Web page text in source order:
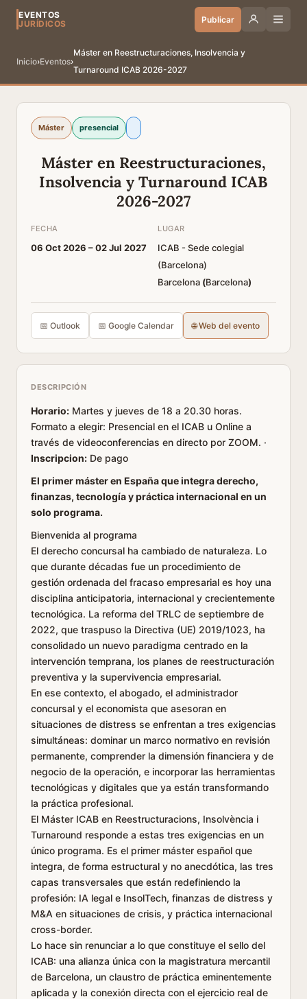
EVENTOS
JURÍDICOS
Publicar
Inicio›Eventos›
Máster en Reestructuraciones, Insolvencia y
Turnaround ICAB 2026-2027
Máster presencial
Máster en Reestructuraciones,
Insolvencia y Turnaround ICAB
2026-2027
FECHA
06 Oct 2026 –02 Jul 2027
LUGAR
ICAB - Sede colegial
(Barcelona)
Barcelona (Barcelona)
📅 Outlook 📅 Google Calendar 🌐 Web del evento
DESCRIPCIÓN
Horario: Martes y jueves de 18 a 20.30 horas.
Formato a elegir: Presencial en el ICAB u Online a
través de videoconferencias en directo por ZOOM. ·
Inscripcion: De pago
El primer máster en España que integra derecho,
finanzas, tecnología y práctica internacional en un
solo programa.
Bienvenida al programa
El derecho concursal ha cambiado de naturaleza. Lo
que durante décadas fue un procedimiento de
gestión ordenada del fracaso empresarial es hoy una
disciplina anticipatoria, internacional y crecientemente
tecnológica. La reforma del TRLC de septiembre de
2022, que traspuso la Directiva (UE) 2019/1023, ha
consolidado un nuevo paradigma centrado en la
intervención temprana, los planes de reestructuración
preventiva y la supervivencia empresarial.
En ese contexto, el abogado, el administrador
concursal y el economista que asesoran en
situaciones de distress se enfrentan a tres exigencias
simultáneas: dominar un marco normativo en revisión
permanente, comprender la dimensión financiera y de
negocio de la operación, e incorporar las herramientas
tecnológicas y digitales que ya están transformando
la práctica profesional.
El Máster ICAB en Reestructuracions, Insolvència i
Turnaround responde a estas tres exigencias en un
único programa. Es el primer máster español que
integra, de forma estructural y no anecdótica, las tres
capas transversales que están redefiniendo la
profesión: IA legal e InsolTech, finanzas de distress y
M&A en situaciones de crisis, y práctica internacional
cross-border.
Lo hace sin renunciar a lo que constituye el sello del
ICAB: una alianza única con la magistratura mercantil
de Barcelona, un claustro de práctica eminentemente
aplicada y la conexión directa con el ejercicio real de